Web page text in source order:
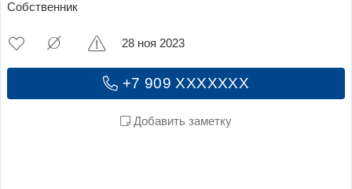
Собственник
+7 909 XXXXXXX
Добавить заметку
28 ноя 2023